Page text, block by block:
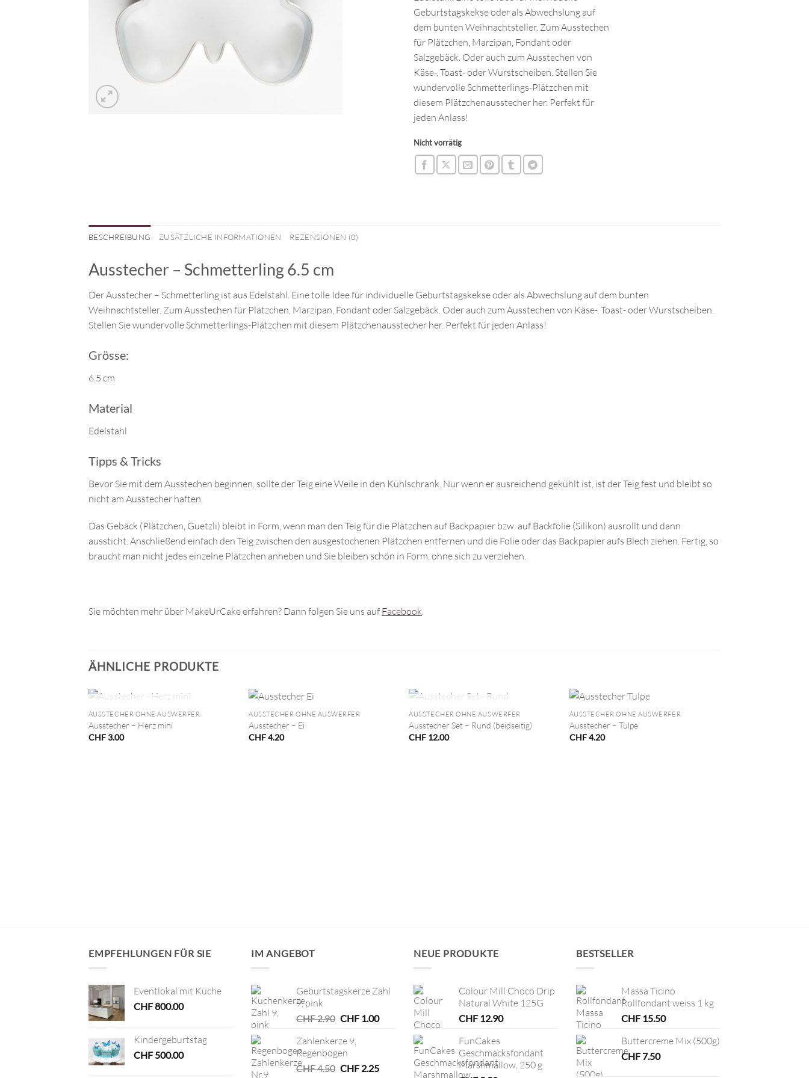
Geburtstagskekse oder als Abwechslung auf
dem bunten Weihnachtsteller. Zum Ausstechen
für Plätzchen, Marzipan, Fondant oder
Salzgebäck. Oder auch zum Ausstechen von
Käse-, Toast- oder Wurstscheiben. Stellen Sie
wundervolle Schmetterlings-Plätzchen mit
diesem Plätzchenausstecher her. Perfekt für
jeden Anlass!
Nicht vorrätig
BESCHREIBUNG ZUSÄTZLICHE INFORMATIONEN REZENSIONEN (0)
Ausstecher – Schmetterling 6.5 cm
Der Ausstecher – Schmetterling ist aus Edelstahl. Eine tolle Idee für individuelle Geburtstagskekse oder als Abwechslung auf dem bunten
Weihnachtsteller. Zum Ausstechen für Plätzchen, Marzipan, Fondant oder Salzgebäck. Oder auch zum Ausstechen von Käse-, Toast- oder Wurstscheiben.
Stellen Sie wundervolle Schmetterlings-Plätzchen mit diesem Plätzchenausstecher her. Perfekt für jeden Anlass!
Grösse:
6.5 cm
Material
Edelstahl
Tipps & Tricks
Bevor Sie mit dem Ausstechen beginnen, sollte der Teig eine Weile in den Kühlschrank. Nur wenn er ausreichend gekühlt ist, ist der Teig fest und bleibt so
nicht am Ausstecher haften.
Das Gebäck (Plätzchen, Guetzli) bleibt in Form, wenn man den Teig für die Plätzchen auf Backpapier bzw. auf Backfolie (Silikon) ausrollt und dann
aussticht. Anschließend einfach den Teig zwischen den ausgestochenen Plätzchen entfernen und die Folie oder das Backpapier aufs Blech ziehen. Fertig, so
braucht man nicht jedes einzelne Plätzchen anheben und Sie bleiben schön in Form, ohne sich zu verziehen.
Sie möchten mehr über MakeUrCake erfahren? Dann folgen Sie uns auf Facebook
ÄHNLICHE PRODUKTE
NICHT VORRÄTIG
AUSSTECHER OHNE AUSWERFER
Ausstecher – Herz mini
CHF3.00
AUSSTECHER OHNE AUSWERFER
Ausstecher – Ei
CHF4.20
NICHT VORRÄTIG
AUSSTECHER OHNE AUSWERFER
Ausstecher Set – Rund (beidseitig)
CHF 12.00
AUSSTECHER OHNE AUSWERFER
Ausstecher – Tulpe
CHF4.20
EMPFEHLUNGEN FÜR SIE
Eventlokal mit Küche
CHF800.00
Kindergeburtstag
CHF500.00
IM ANGEBOT
Geburtstagskerze Zahl
9, pink
CHF2.90 Ursprünglicher
war:
CHF 2.90
CHF1.00Aktueller
CHF 1.00.
Zahlenkerze 9,
Regenbogen
CHF4.50 Ursprünglicher
CHF2.25Aktueller
NEUE PRODUKTE
Colour Mill Choco Drip
Natural White 125G
CHF12.90
FunCakes
Geschmacksfondant
Marshmallow, 250 g
BESTSELLER
Massa Ticino
Rollfondant weiss 1 kg
CHF15.50
Buttercreme Mix (500g)
CHF7.50